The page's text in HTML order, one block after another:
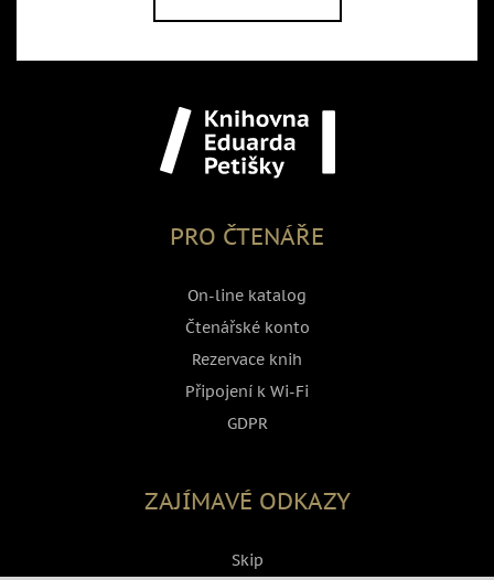
PRO ČTENÁŘE
On-line katalog
Čtenářské konto
Rezervace knih
Připojení k Wi-Fi
GDPR
ZAJÍMAVÉ ODKAZY
Skip